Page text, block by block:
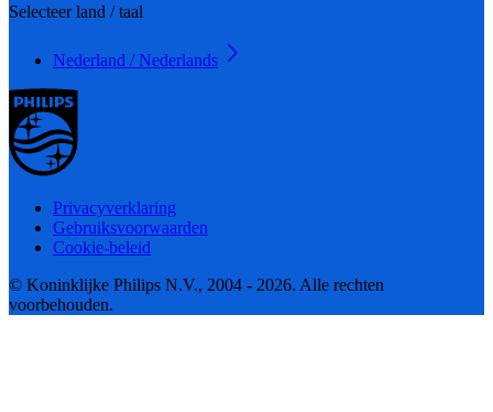
Selecteer land / taal
Nederland / Nederlands
Privacyverklaring
Gebruiksvoorwaarden
Cookie-beleid
© Koninklijke Philips N.V., 2004 - 2026. Alle rechten
voorbehouden.